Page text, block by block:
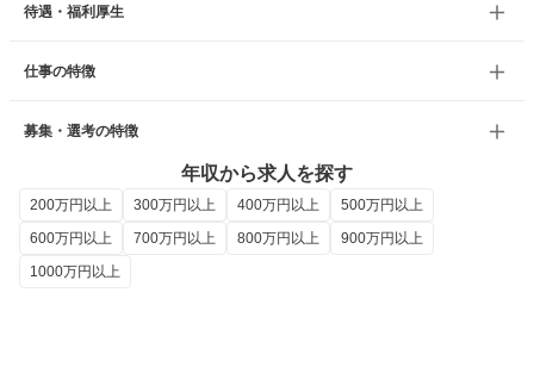
待遇・福利厚生
仕事の特徴
募集・選考の特徴
年収から求人を探す
200万円以上 300万円以上 400万円以上
500万円以上
600万円以上
700万円以上 800万円以上
900万円以上
1000万円以上